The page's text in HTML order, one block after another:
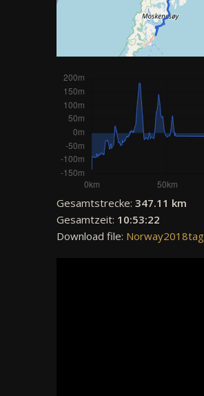
Gesamtstrecke: 347.11 km
Gesamtzeit: 10:53:22
Download file: